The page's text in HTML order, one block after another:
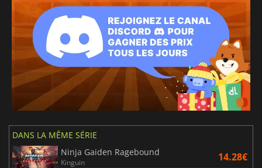
DANS LA MÊME SÉRIE
Ninja Gaiden Ragebound
Kinguin 14.28€